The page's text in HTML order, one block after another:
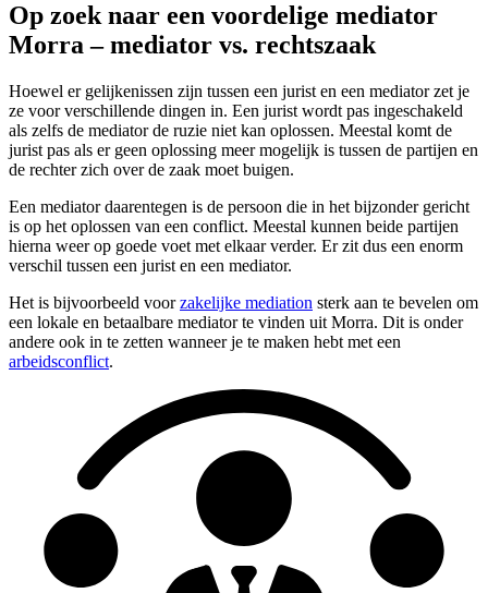
Op zoek naar een voordelige mediator
Morra – mediator vs. rechtszaak
Hoewel er gelijkenissen zijn tussen een jurist en een mediator zet je
ze voor verschillende dingen in. Een jurist wordt pas ingeschakeld
als zelfs de mediator de ruzie niet kan oplossen. Meestal komt de
jurist pas als er geen oplossing meer mogelijk is tussen de partijen en
de rechter zich over de zaak moet buigen.
Een mediator daarentegen is de persoon die in het bijzonder gericht
is op het oplossen van een conflict. Meestal kunnen beide partijen
hierna weer op goede voet met elkaar verder. Er zit dus een enorm
verschil tussen een jurist en een mediator.
Het is bijvoorbeeld voorzakelijke mediation sterk aan te bevelen om
een lokale en betaalbare mediator te vinden uit Morra. Dit is onder
andere ook in te zetten wanneer je te maken hebt met een
arbeidsconflict.